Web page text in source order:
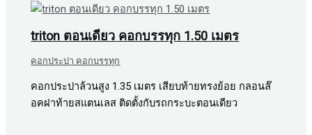
triton ตอนเดียว คอกบรรทุก 1.50 เมตร
คอกประปา คอกบรรทุก
คอกประปาล้วนสูง 1.35 เมตร เสียบท้ายทรงย้อย กลอนล๊
อคฝาท้ายสแตนเลส ติดตั้งกับรถกระบะตอนเดียว